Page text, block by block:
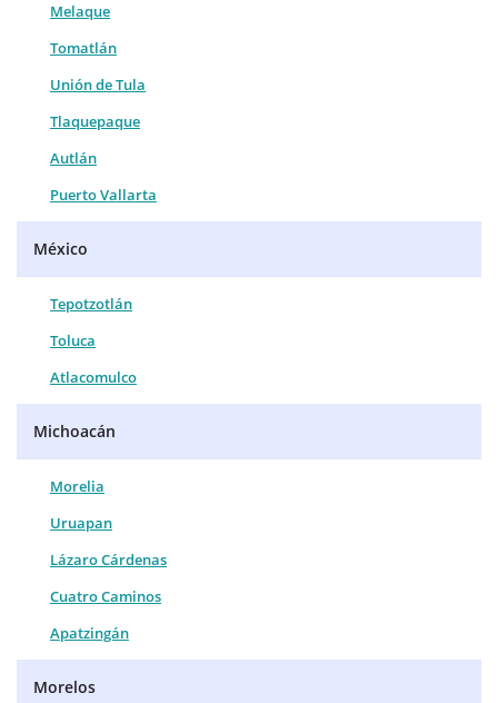
Melaque
Tomatlán
Unión de Tula
Tlaquepaque
Autlán
Puerto Vallarta
México
Tepotzotlán
Toluca
Atlacomulco
Michoacán
Morelia
Uruapan
Lázaro Cárdenas
Cuatro Caminos
Apatzingán
Morelos